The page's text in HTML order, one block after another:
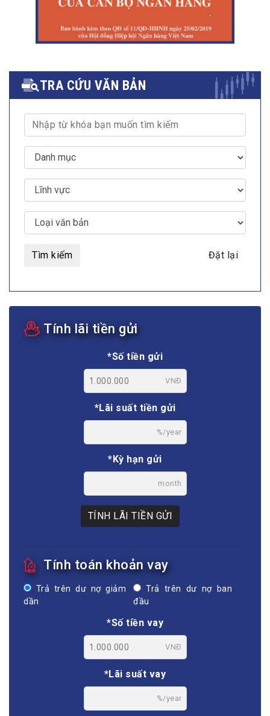
TRA CỨU VĂN BẢN
Tìm kiếm Đặt lại
Tính lãi tiền gửi
*Số tiền gửi
VNĐ
*Lãi suất tiền gửi
%/year
*Kỳ hạn gửi
month
TÍNH LÃI TIỀN GỬI
Tính toán khoản vay
Trả trên dư nợ giảm
dần
Trả trên dư nợ ban
đầu
*Số tiền vay
VNĐ
*Lãi suất vay
%/year